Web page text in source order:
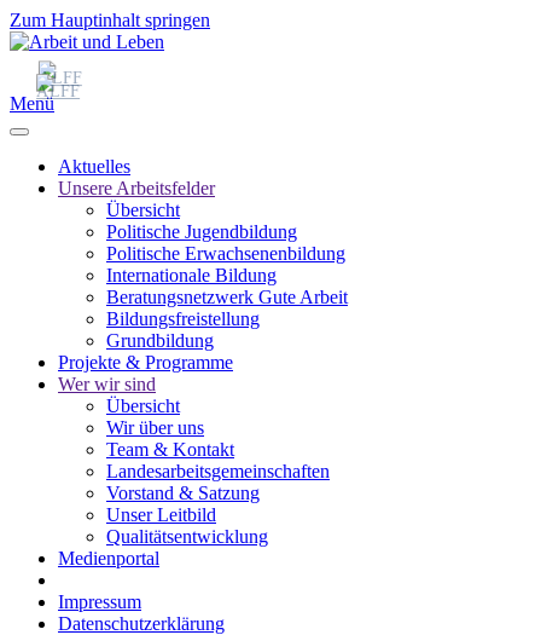
Zum Hauptinhalt springen
Menü
Aktuelles
Unsere Arbeitsfelder
Übersicht
Politische Jugendbildung
Politische Erwachsenenbildung
Internationale Bildung
Beratungsnetzwerk Gute Arbeit
Bildungsfreistellung
Grundbildung
Projekte & Programme
Wer wir sind
Übersicht
Wir über uns
Team & Kontakt
Landesarbeitsgemeinschaften
Vorstand & Satzung
Unser Leitbild
Qualitätsentwicklung
Medienportal
Impressum
Datenschutzerklärung